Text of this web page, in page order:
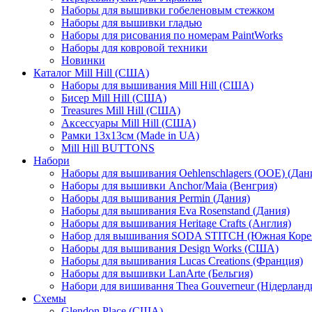
Наборы для вышивки гобеленовым стежком
Наборы для вышивки гладью
Наборы для рисования по номерам PaintWorks
Наборы для ковровой техники
Новинки
Каталог Mill Hill (США)
Наборы для вышивания Mill Hill (США)
Бисер Mill Hill (США)
Treasures Mill Hill (США)
Аксессуары Mill Hill (США)
Рамки 13х13см (Made in UA)
Mill Hill BUTTONS
Набори
Наборы для вышивания Oehlenschlagers (OOE)
Наборы для вышивки Anchor/Maia (Венгрия)
Наборы для вышивания Permin (Дания)
Наборы для вышивания Eva Rosenstand (Дания)
Наборы для вышивания Heritage Crafts (Англия)
Набор для вышивания SODA STITCH (Южная
Наборы для вышивания Design Works (США)
Наборы для вышивания Lucas Creations (Франция)
Наборы для вышивки LanArte (Бельгия)
Набори для вишивання Thea Gouverneur
Схемы